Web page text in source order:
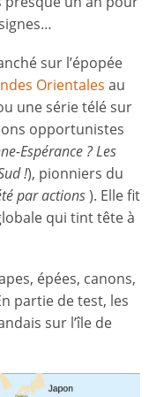
sur l’épopée
Orientales au
une série télé sur
opportunistes
Espérance ? Les
!), pionniers du
par actions). Elle fit
qui tint tête à
épées, canons,
partie de test, les
sur l’île de